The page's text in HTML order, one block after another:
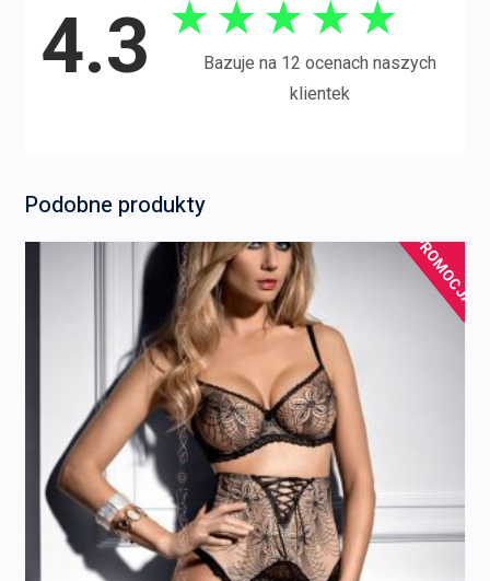
4.3 ★ ★ ★ ★ ★
Bazuje na 12 ocenach naszych
klientek
Podobne produkty
PROMOCJA!